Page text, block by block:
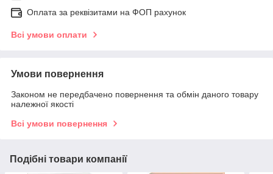
Оплата за реквізитами на ФОП рахунок
Всі умови оплати
Умови повернення
Законом не передбачено повернення та обмін даного товару
належної якості
Всі умови повернення
Подібні товари компанії